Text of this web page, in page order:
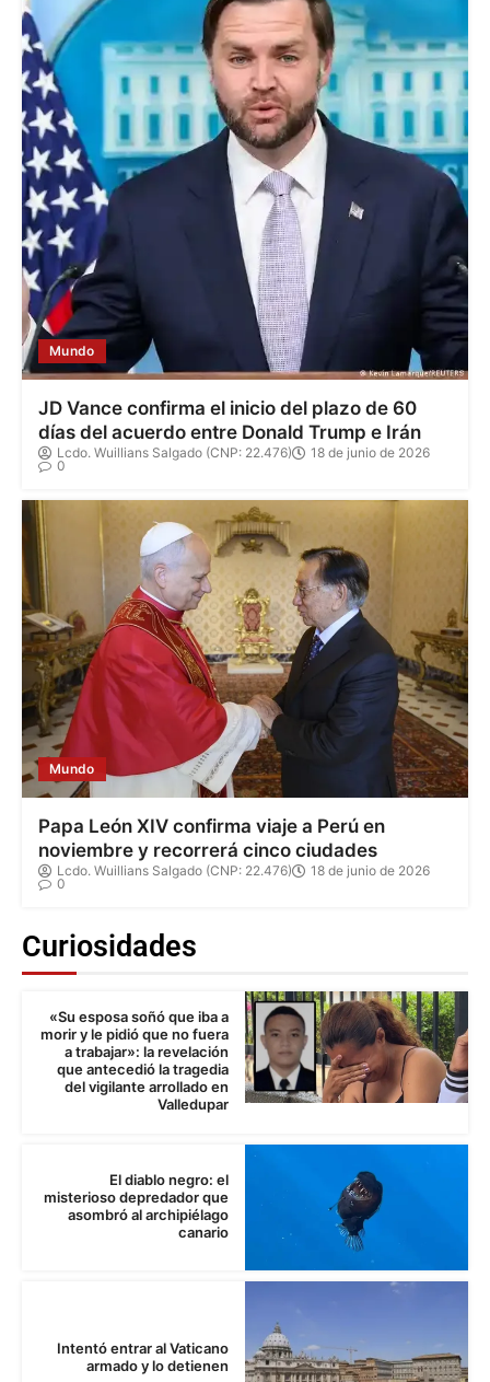
Mundo
JD Vance confirma el inicio del plazo de 60
días del acuerdo entre Donald Trump e Irán
Lcdo. Wuillians Salgado (CNP: 22.476)
18 de junio de 2026
0
Mundo
Papa León XIV confirma viaje a Perú en
noviembre y recorrerá cinco ciudades
Lcdo. Wuillians Salgado (CNP: 22.476)
18 de junio de 2026
0
Curiosidades
«Su esposa soñó que iba a
morir y le pidió que no fuera
a trabajar»: la revelación
que antecedió la tragedia
del vigilante arrollado en
Valledupar
El diablo negro: el
misterioso depredador que
asombró al archipiélago
canario
Intentó entrar al Vaticano
armado y lo detienen